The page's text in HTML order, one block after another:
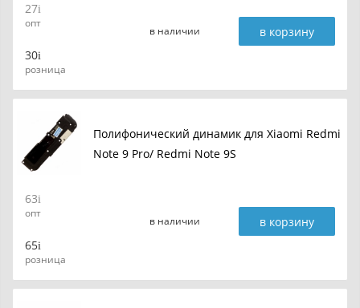
27
опт
30
розница
в наличии в корзину
Полифонический динамик для Xiaomi Redmi
Note 9 Pro/ Redmi Note 9S
63
опт
65
розница
в наличии в корзину